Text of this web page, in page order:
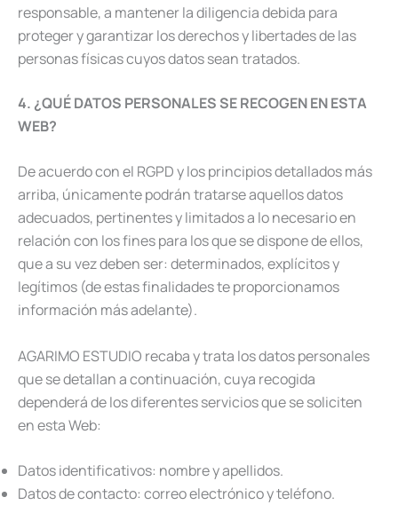
responsable, a mantener la diligencia debida para
proteger y garantizar los derechos y libertades de las
personas físicas cuyos datos sean tratados.
4. ¿QUÉ DATOS PERSONALES SE RECOGEN EN ESTA
WEB?
De acuerdo con el RGPD y los principios detallados más
arriba, únicamente podrán tratarse aquellos datos
adecuados, pertinentes y limitados a lo necesario en
relación con los fines para los que se dispone de ellos,
que a su vez deben ser: determinados, explícitos y
legítimos (de estas finalidades te proporcionamos
información más adelante).
AGARIMO ESTUDIO recaba y trata los datos personales
que se detallan a continuación, cuya recogida
dependerá de los diferentes servicios que se soliciten
en esta Web:
Datos identificativos: nombre y apellidos.
Datos de contacto: correo electrónico y teléfono.